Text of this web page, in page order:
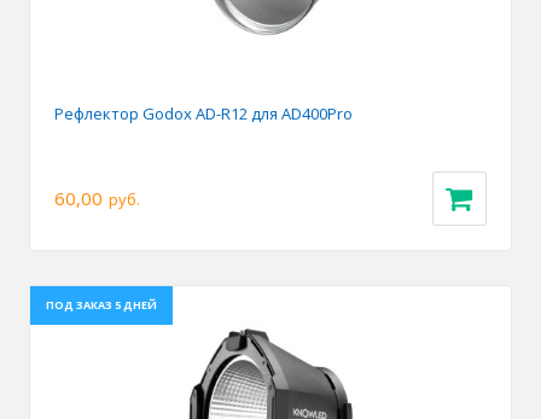
Рефлектор Godox AD-R12 для AD400Pro
60,00 руб.
ПОД ЗАКАЗ 5 ДНЕЙ